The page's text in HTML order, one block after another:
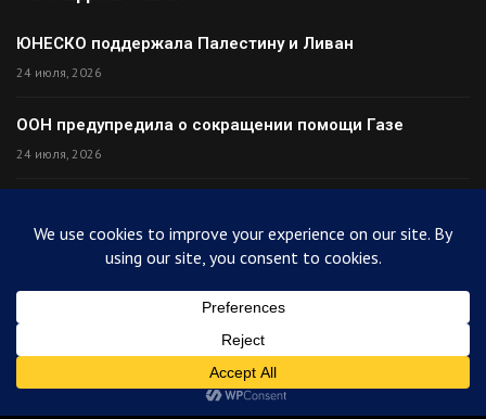
ЮНЕСКО поддержала Палестину и Ливан
24 июля, 2026
ООН предупредила о сокращении помощи Газе
24 июля, 2026
24 июля, 2026
Палестина высмеяла Израиль после финала ЧМ
© 2025ArabiToday